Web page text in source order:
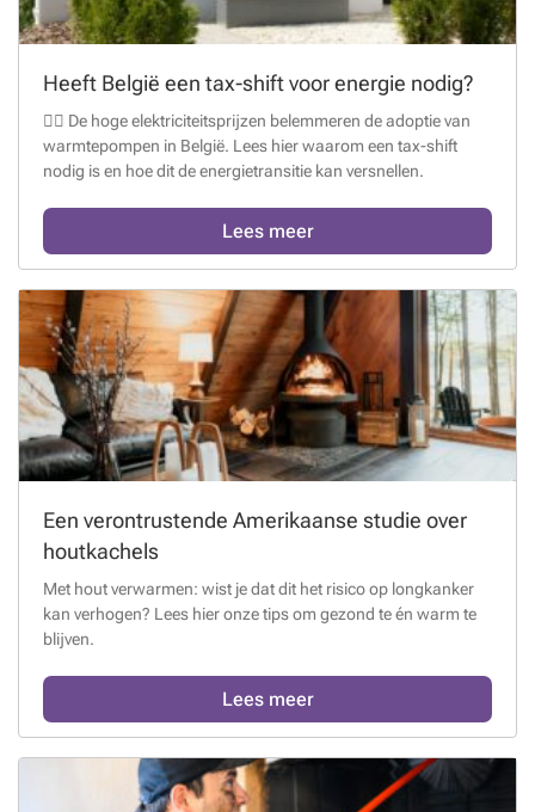
Heeft België een tax-shift voor energie nodig?
 De hoge elektriciteitsprijzen belemmeren de adoptie van
warmtepompen in België. Lees hier waarom een tax-shift
nodig is en hoe dit de energietransitie kan versnellen.
Lees meer
Een verontrustende Amerikaanse studie over
houtkachels
Met hout verwarmen: wist je dat dit het risico op longkanker
kan verhogen? Lees hier onze tips om gezond te én warm te
blijven.
Lees meer